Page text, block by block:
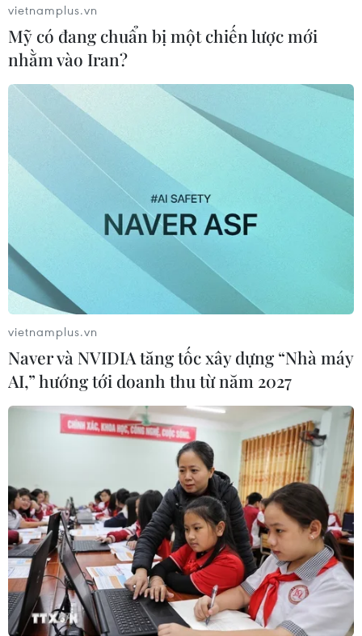
vietnamplus.vn
Mỹ có đang chuẩn bị một chiến lược mới
nhằm vào Iran?
vietnamplus.vn
Naver và NVIDIA tăng tốc xây dựng “Nhà máy
AI,” hướng tới doanh thu từ năm 2027